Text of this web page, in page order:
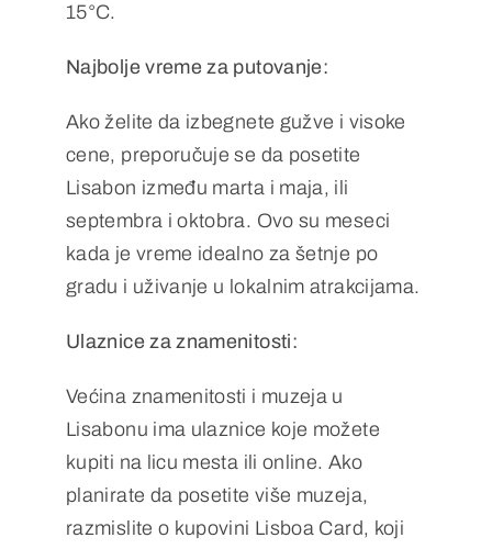
15°C.
Najbolje vreme za putovanje:
Ako želite da izbegnete gužve i visoke
cene, preporučuje se da posetite
Lisabon između marta i maja, ili
septembra i oktobra. Ovo su meseci
kada je vreme idealno za šetnje po
gradu i uživanje u lokalnim atrakcijama.
Ulaznice za znamenitosti:
Većina znamenitosti i muzeja u
Lisabonu ima ulaznice koje možete
kupiti na licu mesta ili online. Ako
planirate da posetite više muzeja,
razmislite o kupovini Lisboa Card, koji